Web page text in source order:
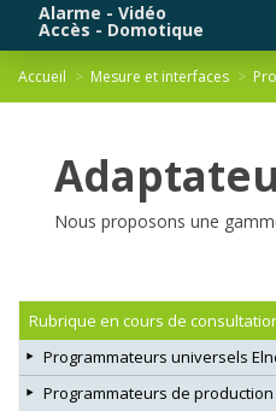
Alarme - Vidéo
Accès - Domotique
Accueil Mesure et interfaces
Nous proposons une
Rubrique en cours de
Programmateurs universels
Programmateurs de production